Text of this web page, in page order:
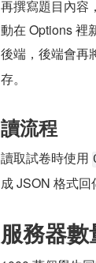
再撰寫題目內容
動在 Options 裡
後端，後端會再
存。
讀流程
讀取試卷時使用
成 JSON 格式回
服務器